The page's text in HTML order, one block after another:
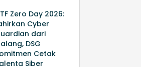
Zero Day 2026:
Cyber
dari
DSG
Cetak
Siber